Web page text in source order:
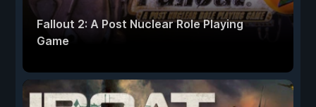
Fallout 2: A Post Nuclear Role Playing
Game